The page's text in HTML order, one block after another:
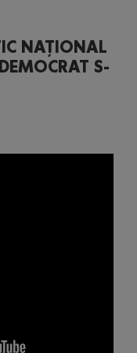
NAȚIONAL
S-